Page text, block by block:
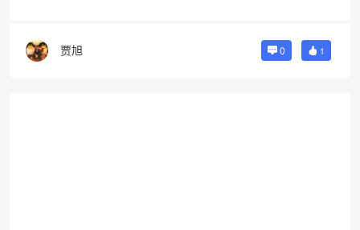
贾旭 0 1